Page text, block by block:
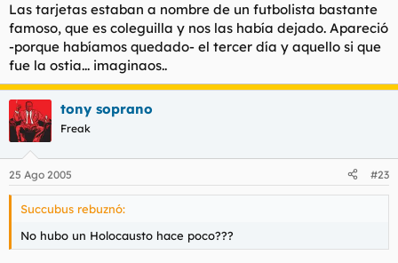
Las tarjetas estaban a nombre de un futbolista bastante
famoso, que es coleguilla y nos las había dejado. Apareció
-porque habíamos quedado- el tercer día y aquello si que
fue la ostia... imaginaos..
tony soprano
Freak
25 Ago 2005 #23
Succubus rebuznó:
No hubo un Holocausto hace poco???